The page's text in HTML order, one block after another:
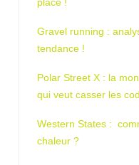
place !
Gravel running :
tendance !
Polar Street X : la
qui veut casser les
Western States :
chaleur ?